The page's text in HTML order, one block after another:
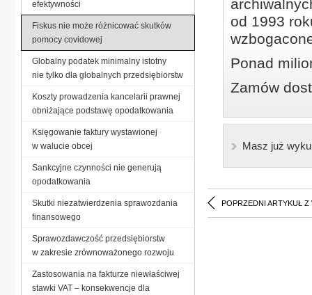
od 1993
Ponad
Zamów
Masz już
POPRZEDNI ARTYKUŁ Z
efektywności
Fiskus nie może różnicować skutków
pomocy covidowej
Globalny podatek minimalny istotny
nie tylko dla globalnych przedsiębiorstw
Koszty prowadzenia kancelarii prawnej
obniżające podstawę opodatkowania
Księgowanie faktury wystawionej
w walucie obcej
Sankcyjne czynności nie generują
opodatkowania
Skutki niezatwierdzenia sprawozdania
finansowego
Sprawozdawczość przedsiębiorstw
w zakresie zrównoważonego rozwoju
Zastosowania na fakturze niewłaściwej
stawki VAT – konsekwencje dla